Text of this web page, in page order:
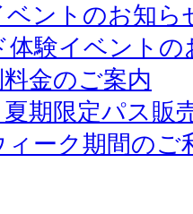
ベントのお知
体験イベント
金のご案内
期限定パス販
ィーク期間の